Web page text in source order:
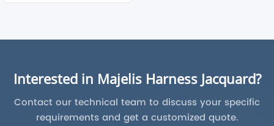
Interested in Majelis Harness Jacquard?
Contact our technical team to discuss your specific
requirements and get a customized quote.